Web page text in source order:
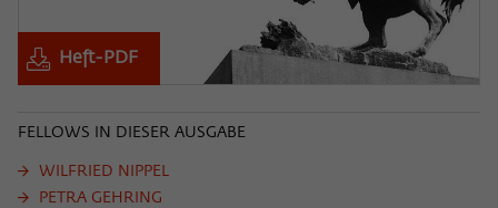
Heft-PDF
FELLOWS IN DIESER AUSGABE
WILFRIED NIPPEL
PETRA GEHRING